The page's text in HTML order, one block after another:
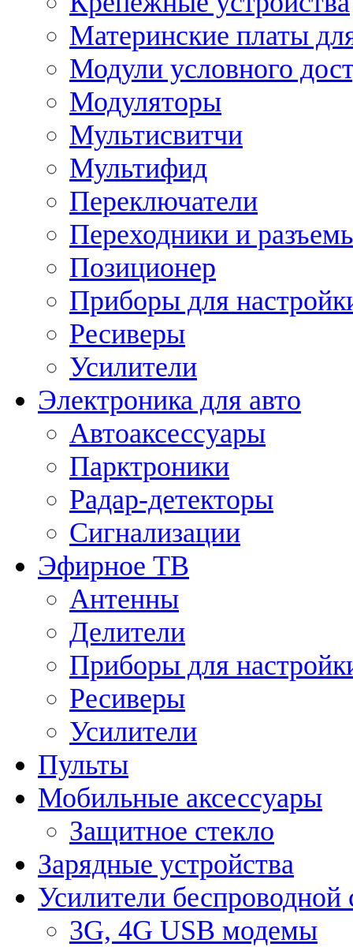
Материнские платы
Модули условного
Модуляторы
Мультисвитчи
Мультифид
Переключатели
Переходники и
Позиционер
Приборы для
Ресиверы
Усилители
Электроника для авто
Автоаксессуары
Парктроники
Радар-детекторы
Сигнализации
Эфирное ТВ
Антенны
Делители
Приборы для
Ресиверы
Усилители
Пульты
Мобильные аксессуары
Защитное стекло
Зарядные устройства
Усилители беспроводной
3G, 4G USB модемы